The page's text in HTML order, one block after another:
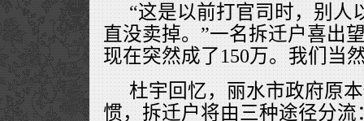
“这是以前打官司时，别人
直没卖掉。”一名拆迁户喜出
现在突然成了150万。我们当
杜宇回忆，丽水市政府原
惯，拆迁户将由三种途径分